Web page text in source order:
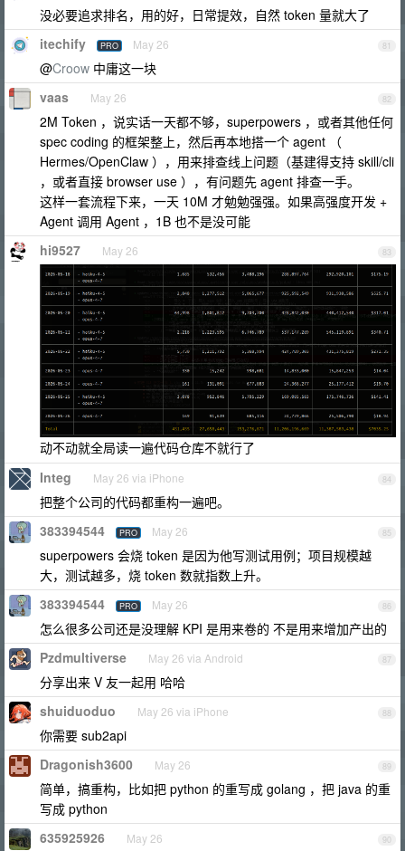
没必要追求排名，用的好，日常提效，自然 token 量就大了
81
itechify PRO May 26
@Croow 中庸这一块
82
vaas May 26
2M Token ，说实话一天都不够，superpowers ，或者其他任何
spec coding 的框架整上，然后再本地搭一个 agent （
Hermes/OpenClaw ），用来排查线上问题（基建得支持 skill/cli
，或者直接 browser use ），有问题先 agent 排查一手。
这样一套流程下来，一天 10M 才勉勉强强。如果高强度开发 +
Agent 调用 Agent ，1B 也不是没可能
83
hi9527 May 26
动不动就全局读一遍代码仓库不就行了
84
Integ May 26 via iPhone
把整个公司的代码都重构一遍吧。
85
383394544 PRO May 26
superpowers 会烧 token 是因为他写测试用例；项目规模越
大，测试越多，烧 token 数就指数上升。
86
383394544 PRO May 26
怎么很多公司还是没理解 KPI 是用来卷的 不是用来增加产出的
87
Pzdmultiverse May 26 via Android
分享出来 V 友一起用 哈哈
88
shuiduoduo May 26 via iPhone
你需要 sub2api
89
Dragonish3600 May 26
简单，搞重构，比如把 python 的重写成 golang ，把 java 的重
写成 python
90
635925926 May 26